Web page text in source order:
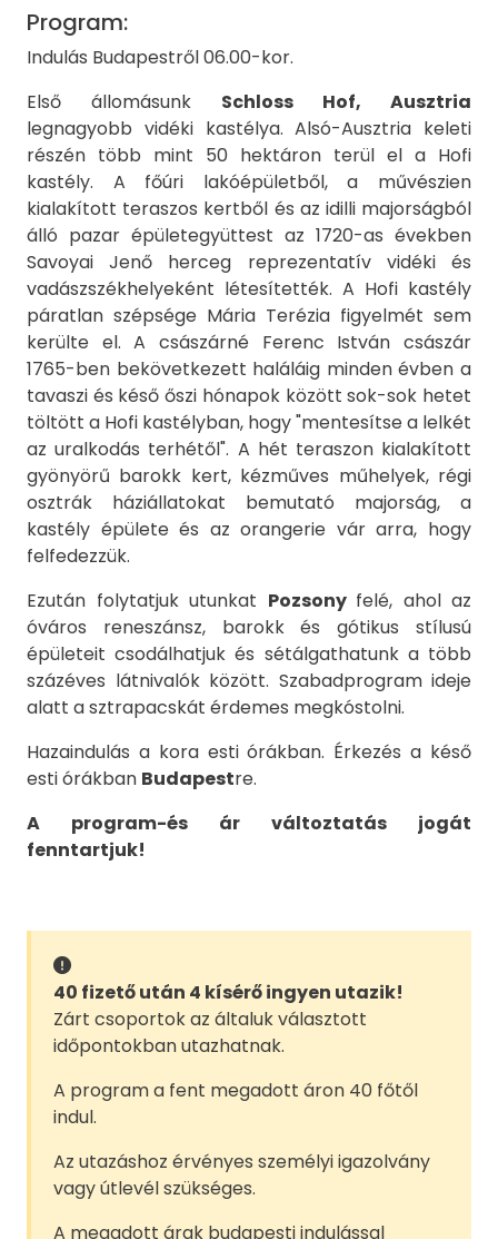
Program:
Indulás Budapestről 06.00-kor.
Első állomásunk Schloss Hof, Ausztria
legnagyobb vidéki kastélya. Alsó-Ausztria keleti
részén több mint 50 hektáron terül el a Hofi
kastély. A főúri lakóépületből, a művészien
kialakított teraszos kertből és az idilli majorságból
álló pazar épületegyüttest az 1720-as években
Savoyai Jenő herceg reprezentatív vidéki és
vadászszékhelyeként létesítették. A Hofi kastély
páratlan szépsége Mária Terézia figyelmét sem
kerülte el. A császárné Ferenc István császár
1765-ben bekövetkezett haláláig minden évben a
tavaszi és késő őszi hónapok között sok-sok hetet
töltött a Hofi kastélyban, hogy "mentesítse a lelkét
az uralkodás terhétől". A hét teraszon kialakított
gyönyörű barokk kert, kézműves műhelyek, régi
osztrák háziállatokat bemutató majorság, a
kastély épülete és az orangerie vár arra, hogy
felfedezzük.
Ezután folytatjuk utunkat Pozsony felé, ahol az
óváros reneszánsz, barokk és gótikus stílusú
épületeit csodálhatjuk és sétálgathatunk a több
százéves látnivalók között. Szabadprogram ideje
alatt a sztrapacskát érdemes megkóstolni.
Hazaindulás a kora esti órákban. Érkezés a késő
esti órákban Budapestre.
A program-és ár változtatás jogát
fenntartjuk!
40 fizető után 4 kísérő ingyen utazik!
Zárt csoportok az általuk választott
időpontokban utazhatnak.
A program a fent megadott áron 40 főtől
indul.
Az utazáshoz érvényes személyi igazolvány
vagy útlevél szükséges.
A megadott árak budapesti indulással